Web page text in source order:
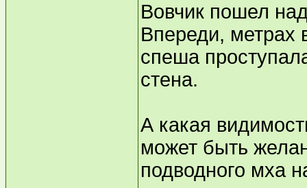
Вовчик пошел
Впереди, метрах
спеша
стена.
А какая
может быть
подводного мха